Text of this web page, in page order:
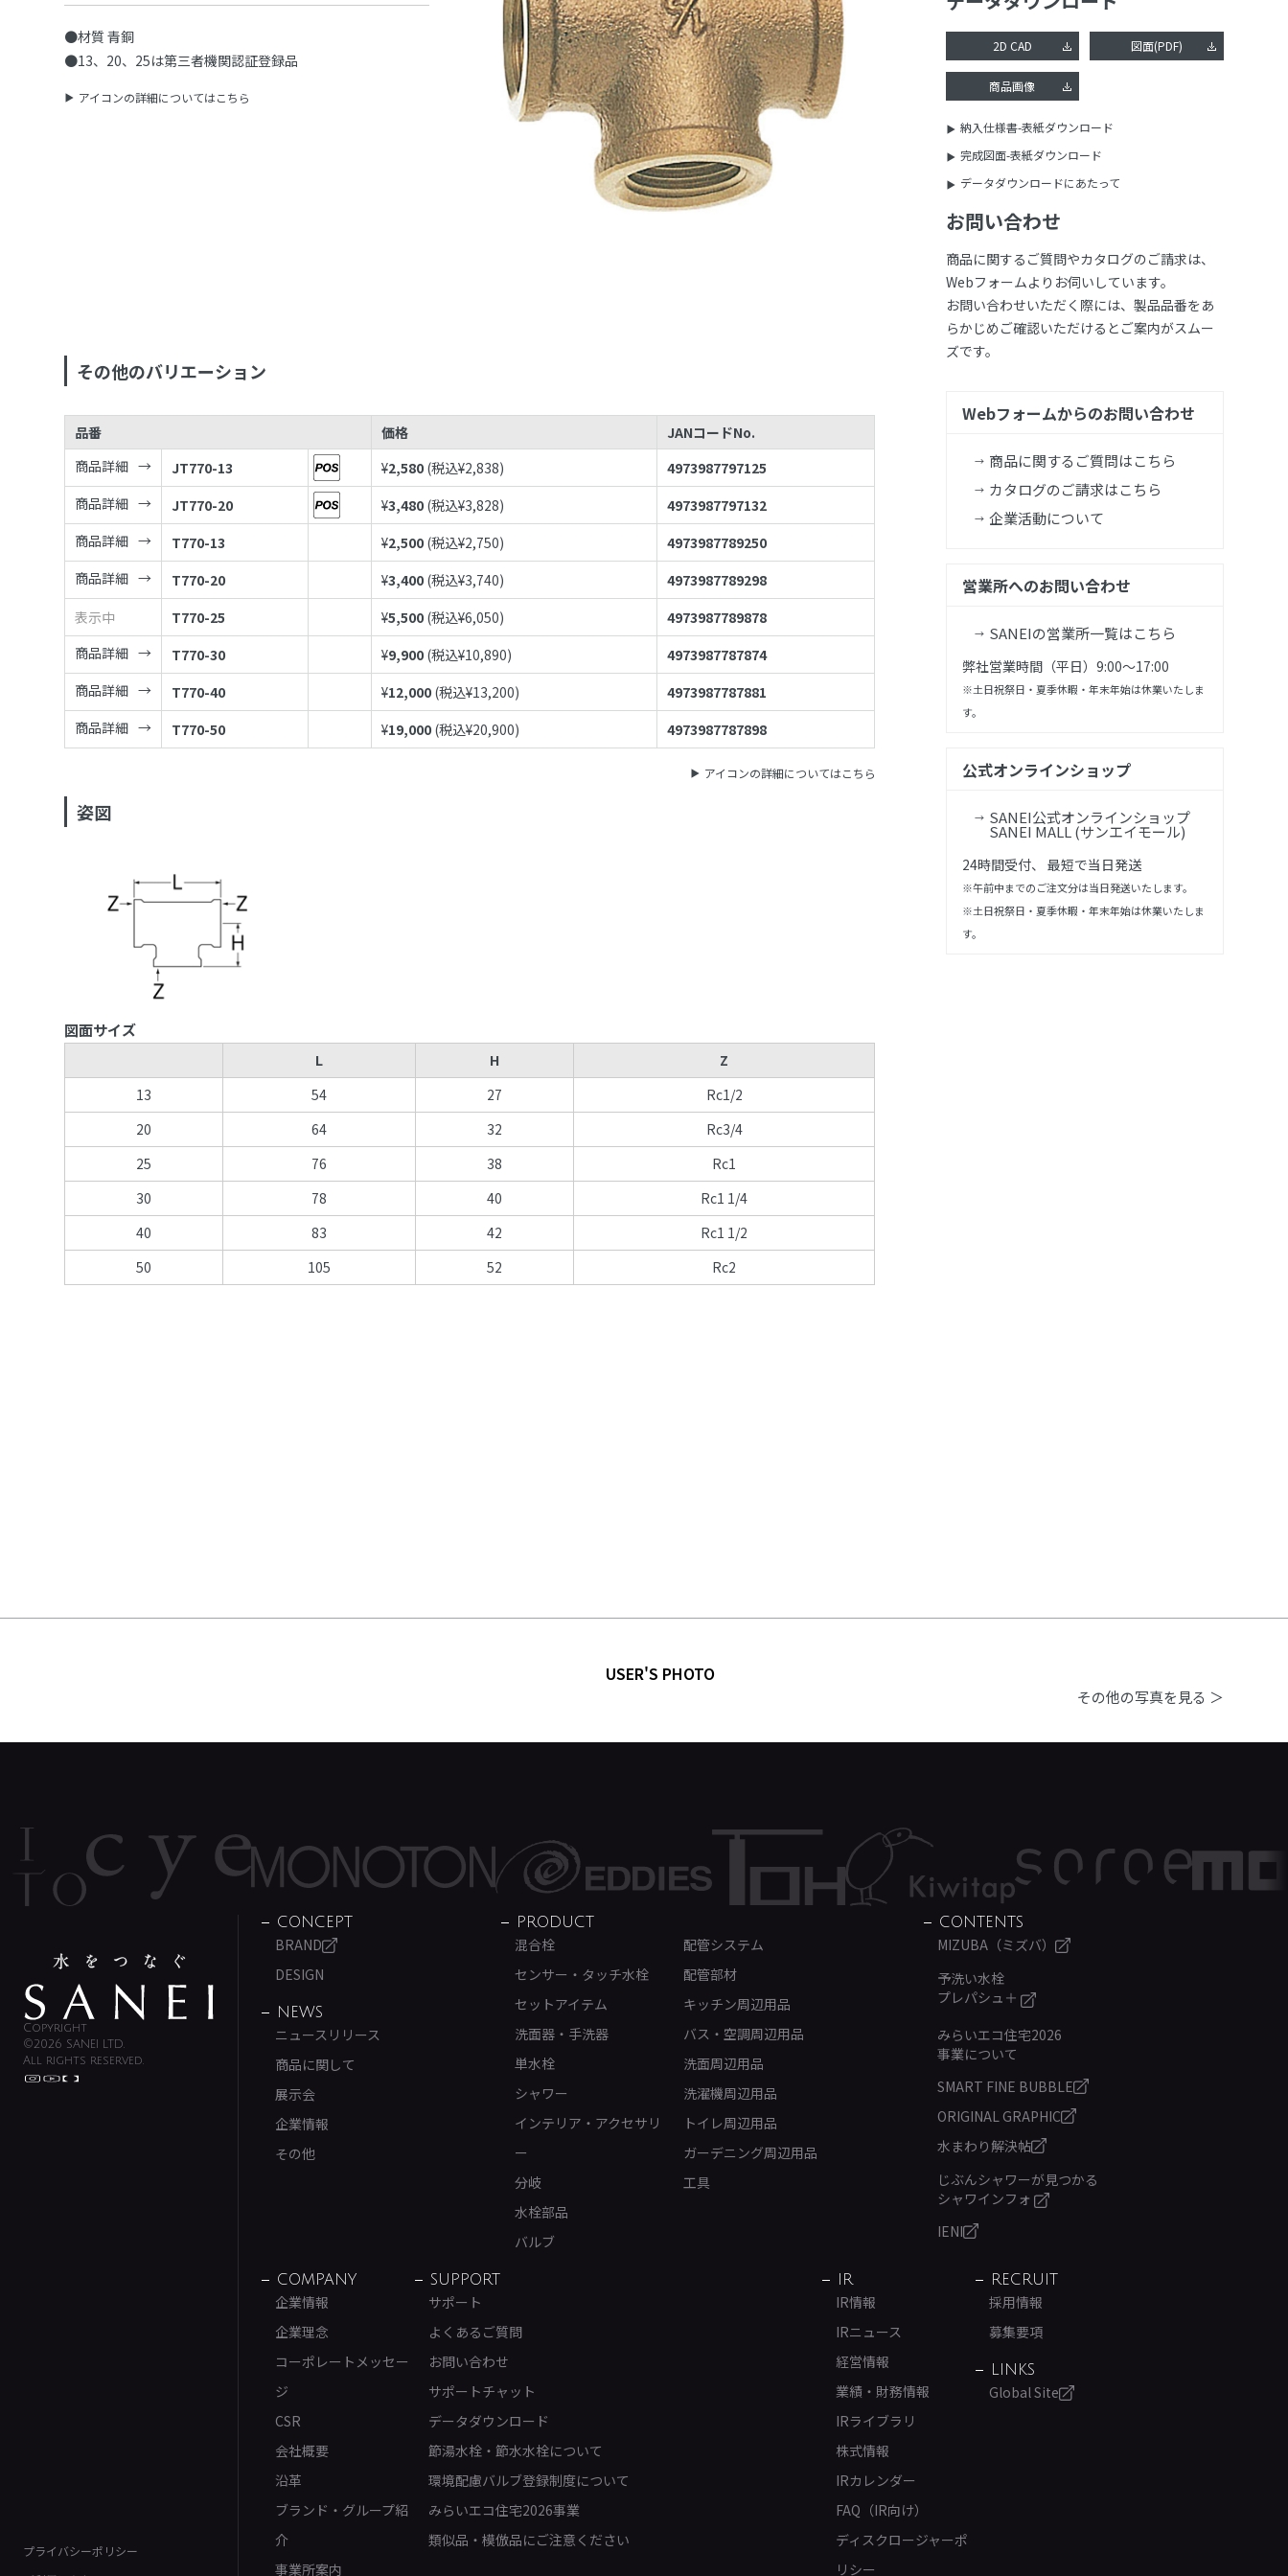
●材質 青銅
●13、20、25は第三者機関認証登録品
アイコンの詳細についてはこちら
その他のバリエーション
品番 価格
JANコードNo.
商品詳細
JT770-13 ¥2,580 (税込¥2,838)
4973987797125
商品詳細
JT770-20 ¥3,480 (税込¥3,828)
4973987797132
商品詳細
T770-13 ¥2,500 (税込¥2,750)
4973987789250
商品詳細
T770-20 ¥3,400 (税込¥3,740)
4973987789298
表示中
T770-25 ¥5,500 (税込¥6,050)
4973987789878
商品詳細
T770-30 ¥9,900 (税込¥10,890)
4973987787874
商品詳細
T770-40 ¥12,000 (税込¥13,200)
4973987787881
商品詳細
T770-50 ¥19,000 (税込¥20,900) 4973987787898
アイコンの詳細についてはこちら
姿図
図面サイズ
L H
Z
13
54 27
Rc1/2
20
64 32
Rc3/4
25
76 38
Rc1
30
78 40
Rc1 1/4
40
83 42
Rc1 1/2
50
105 52 Rc2
2D CAD 図面(PDF)
商品画像
納入仕様書-表紙ダウンロード
完成図面-表紙ダウンロード
データダウンロードにあたって
お問い合わせ
商品に関するご質問やカタログのご請求は、
Webフォームよりお伺いしています。
お問い合わせいただく際には、製品品番をあ
らかじめご確認いただけるとご案内がスムー
ズです。
Webフォームからのお問い合わせ
商品に関するご質問はこちら
カタログのご請求はこちら
企業活動について
営業所へのお問い合わせ
SANEIの営業所一覧はこちら
弊社営業時間（平日）9:00～17:00
※土日祝祭日・夏季休暇・年末年始は休業いたしま
す。
公式オンラインショップ
SANEI公式オンラインショップ
SANEI MALL (サンエイモール)
24時間受付、 最短で当日発送
※午前中までのご注文分は当日発送いたします。
※土日祝祭日・夏季休暇・年末年始は休業いたしま
す。
USER'S PHOTO
その他の写真を見る ＞
Copyright
©2026 SANEI LTD.
All rights reserved.
プライバシーポリシー
CONCEPT
BRAND
DESIGN
NEWS
ニュースリリース
商品に関して
展示会
企業情報
その他
PRODUCT
混合栓
センサー・タッチ水栓
セットアイテム
洗面器・手洗器
単水栓
シャワー
インテリア・アクセサリ
ー
分岐
水栓部品
バルブ
配管システム
配管部材
キッチン周辺用品
バス・空調周辺用品
洗面周辺用品
洗濯機周辺用品
トイレ周辺用品
ガーデニング周辺用品
工具
CONTENTS
MIZUBA（ミズバ）
予洗い水栓
プレパシュ＋
みらいエコ住宅2026
事業について
SMART FINE BUBBLE
ORIGINAL GRAPHIC
水まわり解決帖
じぶんシャワーが見つかる
シャワインフォ
IENI
COMPANY
企業情報
企業理念
コーポレートメッセー
ジ
CSR
会社概要
沿革
ブランド・グループ紹
介
事業所案内
SUPPORT
サポート
よくあるご質問
お問い合わせ
サポートチャット
データダウンロード
節湯水栓・節水水栓について
環境配慮バルブ登録制度について
みらいエコ住宅2026事業
類似品・模倣品にご注意ください
IR
IR情報
IRニュース
経営情報
業績・財務情報
IRライブラリ
株式情報
IRカレンダー
FAQ（IR向け）
ディスクロージャーポ
リシー
RECRUIT
採用情報
募集要項
LINKS
Global Site